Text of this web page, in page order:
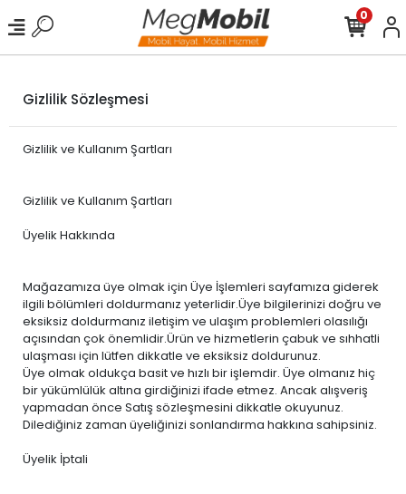
0
Gizlilik Sözleşmesi
Gizlilik ve Kullanım Şartları
Gizlilik ve Kullanım Şartları
Üyelik Hakkında
Mağazamıza üye olmak için Üye İşlemleri sayfamıza giderek
ilgili bölümleri doldurmanız yeterlidir.Üye bilgilerinizi doğru ve
eksiksiz doldurmanız iletişim ve ulaşım problemleri olasılığı
açısından çok önemlidir.Ürün ve hizmetlerin çabuk ve sıhhatli
ulaşması için lütfen dikkatle ve eksiksiz doldurunuz.
Üye olmak oldukça basit ve hızlı bir işlemdir. Üye olmanız hiç
bir yükümlülük altına girdiğinizi ifade etmez. Ancak alışveriş
yapmadan önce Satış sözleşmesini dikkatle okuyunuz.
Dilediğiniz zaman üyeliğinizi sonlandırma hakkına sahipsiniz.
Üyelik İptali